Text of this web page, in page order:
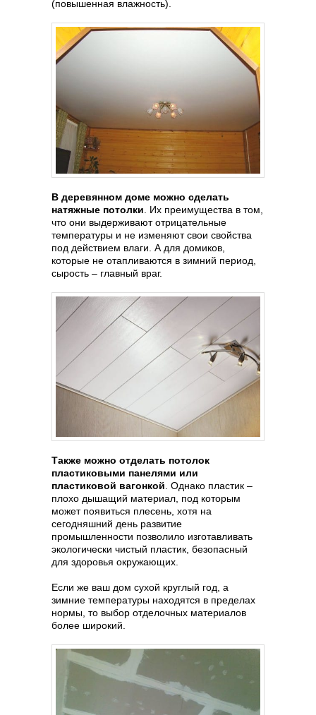
(повышенная влажность).
В деревянном доме можно сделать
натяжные потолки . Их преимущества в том,
что они выдерживают отрицательные
температуры и не изменяют свои свойства
под действием влаги. А для домиков,
которые не отапливаются в зимний период,
сырость – главный враг.
Также можно отделать потолок
пластиковыми панелями или
пластиковой вагонкой . Однако пластик –
плохо дышащий материал, под которым
может появиться плесень, хотя на
сегодняшний день развитие
промышленности позволило изготавливать
экологически чистый пластик, безопасный
для здоровья окружающих.
Если же ваш дом сухой круглый год, а
зимние температуры находятся в пределах
нормы, то выбор отделочных материалов
более широкий.